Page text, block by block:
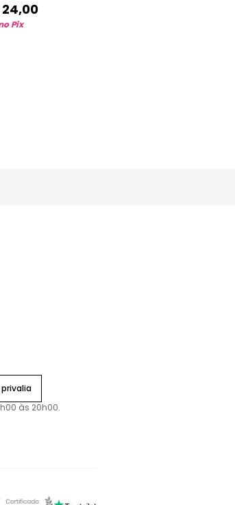
24,00
Pix
às 20h00.